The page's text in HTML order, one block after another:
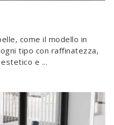
come il modello in
tipo con raffinatezza,
e ...